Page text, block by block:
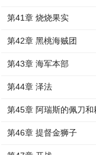
第41章 烧烧果实
第42章 黑桃海贼团
第43章 海军本部
第44章 泽法
第45章 阿瑞斯的佩刀和
第46章 提督金狮子